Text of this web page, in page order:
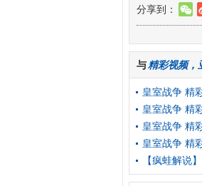
分享到： w
与精彩视频，
皇室战争 精
皇室战争 精
皇室战争 精
皇室战争 精
【疯蛙解说